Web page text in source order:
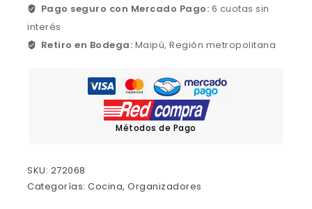
Pago seguro con Mercado Pago: 6 cuotas sin
interés
Retiro en Bodega: Maipú, Región metropolitana
Métodos de Pago
SKU: 272068
Categorías: Cocina, Organizadores